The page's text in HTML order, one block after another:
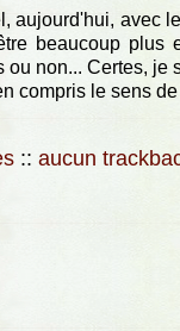
aujourd'hui, avec
beaucoup plus
ou non... Certes, je
compris le sens de
:: aucun